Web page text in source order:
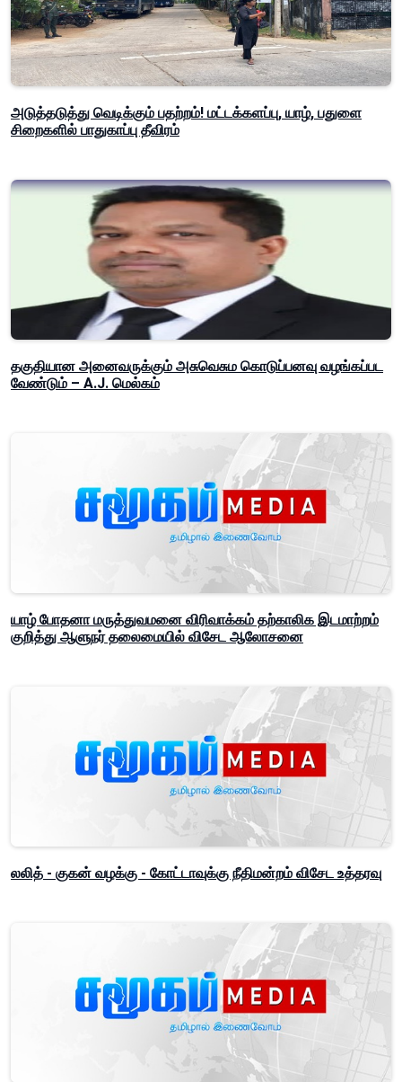
அடுத்தடுத்து வெடிக்கும் பதற்றம்! மட்டக்களப்பு, யாழ், பதுளை
சிறைகளில் பாதுகாப்பு தீவிரம்
தகுதியான அனைவருக்கும் அசுவெசும கொடுப்பனவு வழங்கப்பட
வேண்டும் – A.J. மெல்கம்
யாழ் போதனா மருத்துவமனை விரிவாக்கம் தற்காலிக இடமாற்றம்
குறித்து ஆளுநர் தலைமையில் விசேட ஆலோசனை
லலித் - குகன் வழக்கு - கோட்டாவுக்கு நீதிமன்றம் விசேட உத்தரவு